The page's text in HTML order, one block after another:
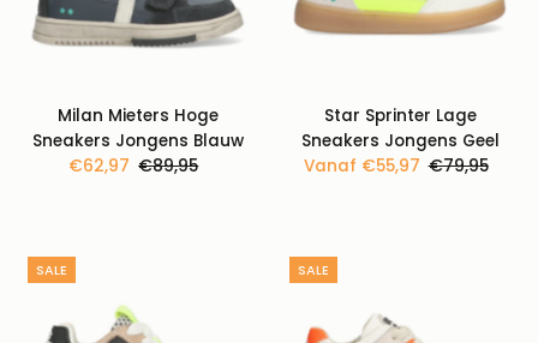
Milan Mieters Hoge
Sneakers Jongens Blauw
Kortingsprijs
€62,97 Normale
€89,95
Star Sprinter Lage
Sneakers Jongens Geel
Kortingsprijs
Vanaf €55,97 Normale
€79,95
SALE SALE